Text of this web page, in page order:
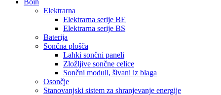
Elektrarna
Elektrarna serije BE
Elektrarna serije BS
Baterija
Sončna plošča
Lahki sončni paneli
Zložljive sončne celice
Sončni moduli, šivani iz blaga
Osončje
Stanovanjski sistem za shranjevanje energije